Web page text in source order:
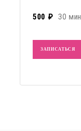
500 ₽ 30 мин
ЗАПИСАТЬСЯ